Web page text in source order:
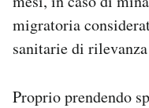
migratoria
sanitarie di
Proprio prendendo